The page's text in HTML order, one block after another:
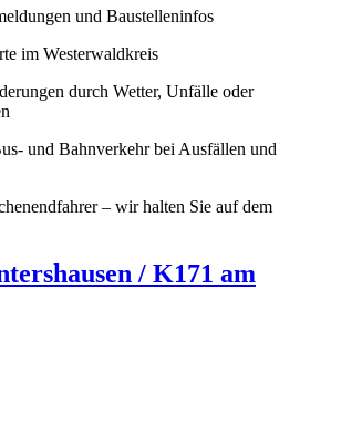
und Baustelleninfos
im Westerwaldkreis
durch Wetter, Unfälle oder
und Bahnverkehr bei Ausfällen und
– wir halten Sie auf dem
/ K171 am